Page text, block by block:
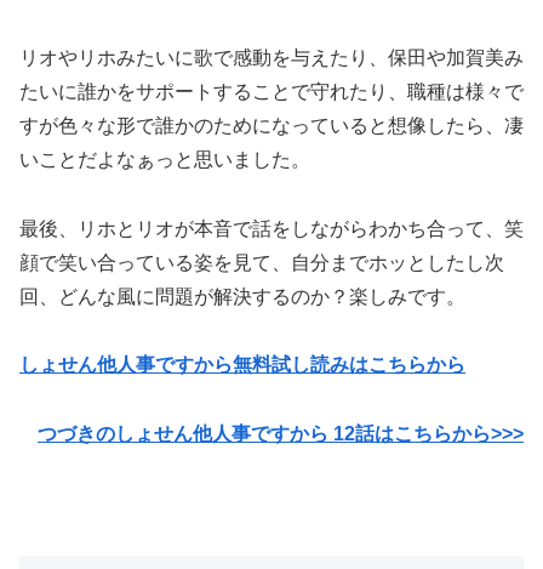
リオやリホみたいに歌で感動を与えたり、保田や加賀美み
たいに誰かをサポートすることで守れたり、職種は様々で
すが色々な形で誰かのためになっていると想像したら、凄
いことだよなぁっと思いました。
最後、リホとリオが本音で話をしながらわかち合って、笑
顔で笑い合っている姿を見て、自分までホッとしたし次
回、どんな風に問題が解決するのか？楽しみです。
しょせん他人事ですから無料試し読みはこちらから
つづきのしょせん他人事ですから 12話はこちらから>>>